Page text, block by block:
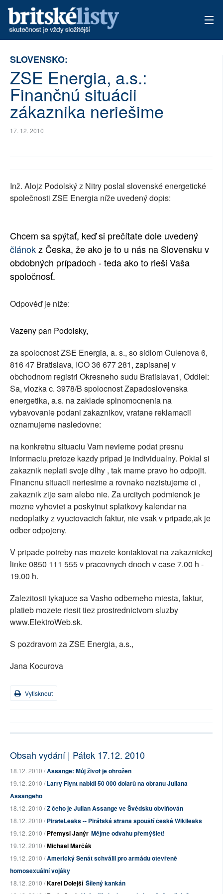
ARCHIV
TÉMATA
AUTOŘI
SLOVENSKO:
ZSE Energia, a.s.:
Finančnú situácii
zákaznika neriešime
17. 12. 2010
Inž. Alojz Podolský z Nitry poslal slovenské energetické
společnosti ZSE Energia níže uvedený dopis:
Chcem sa spýtať, keď si prečítate dole uvedený
článokz Česka, že ako je to u nás na Slovensku v
obdobných prípadoch - teda ako to rieši Vaša
spoločnosť.
Odpověď je níže:
Vazeny pan Podolsky,
za spolocnost ZSE Energia, a. s., so sidlom Culenova 6,
816 47 Bratislava, ICO 36 677 281, zapisanej v
obchodnom registri Okresneho sudu Bratislava1, Oddiel:
Sa, vlozka c. 3978/B spolocnost Zapadoslovenska
energetika, a.s. na zaklade splnomocnenia na
vybavovanie podani zakaznikov, vratane reklamacii
oznamujeme nasledovne:
na konkretnu situaciu Vam nevieme podat presnu
informaciu,pretoze kazdy pripad je individualny. Pokial si
zakaznik neplati svoje dlhy , tak mame pravo ho odpojit.
Financnu situacii neriesime a rovnako nezistujeme ci ,
zakaznik zije sam alebo nie. Za urcitych podmienok je
mozne vyhoviet a poskytnut splatkovy kalendar na
nedoplatky z vyuctovacich faktur, nie vsak v pripade,ak je
odber odpojeny.
V pripade potreby nas mozete kontaktovat na zakaznickej
linke 0850 111 555 v pracovnych dnoch v case 7.00 h -
19.00 h.
Zalezitosti tykajuce sa Vasho odberneho miesta, faktur,
platieb mozete riesit tiez prostrednictvom sluzby
www.ElektroWeb.sk.
S pozdravom za ZSE Energia, a.s.,
Jana Kocurova
Vytisknout
Obsah vydání | Pátek 17.12. 2010
18.12. 2010 /Assange: Můj život je ohrožen
19.12. 2010 /Larry Flynt nabídl 50 000 dolarů na obranu Juliana
Assangeho
18.12. 2010 /Z čeho je Julian Assange ve Švédsku obviňován
18.12. 2010 /PirateLeaks -- Pirátská strana spouští české Wikileaks
19.12. 2010 /Přemysl Janýr Mějme odvahu přemýšlet!
19.12. 2010 /Michael Marčák
19.12. 2010 /Americký Senát schválil pro armádu otevřeně
homosexuální vojáky
18.12. 2010 /Karel Dolejší Šílený kankán